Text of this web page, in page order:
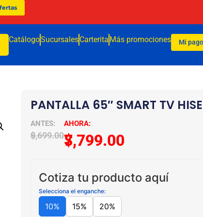
CatálogoSucursalesCarterita Más promociones Mi
PANTALLA 65″ SMART TV
$
9,699.00$
7,799.00
Cotiza tu producto aquí
Selecciona el enganche:
10% 15% 20%